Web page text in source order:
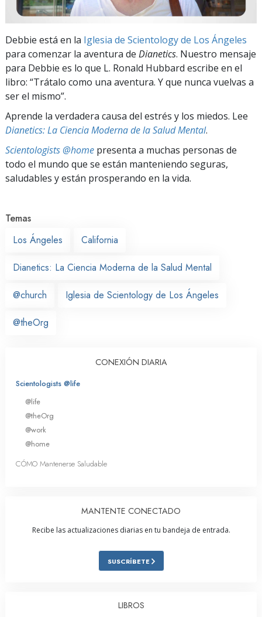
Debbie está en la Iglesia de Scientology de Los Ángeles
para comenzar la aventura de Dianetics. Nuestro mensaje
para Debbie es lo que L. Ronald Hubbard escribe en el
libro: “Trátalo como una aventura. Y que nunca vuelvas a
ser el mismo”.
Aprende la verdadera causa del estrés y los miedos. Lee
Dianetics: La Ciencia Moderna de la Salud Mental.
Scientologists @home presenta a muchas personas de
todo el mundo que se están manteniendo seguras,
saludables y están prosperando en la vida.
Temas
Los Ángeles
California
Dianetics: La Ciencia Moderna de la Salud Mental
@church Iglesia de Scientology de Los Ángeles
@theOrg
CONEXIÓN DIARIA
Scientologists @life
@life
@theOrg
@work
@home
CÓMO Mantenerse Saludable
MANTENTE CONECTADO
Recibe las actualizaciones diarias en tu bandeja de entrada.
SUSCRÍBETE
LIBROS